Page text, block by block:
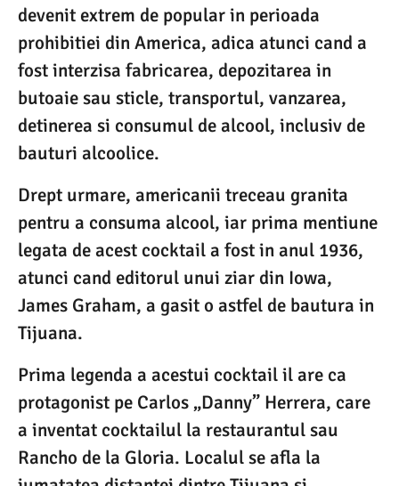
devenit extrem de popular in perioada
prohibitiei din America, adica atunci cand a
fost interzisa fabricarea, depozitarea in
butoaie sau sticle, transportul, vanzarea,
detinerea si consumul de alcool, inclusiv de
bauturi alcoolice.
Drept urmare, americanii treceau granita
pentru a consuma alcool, iar prima mentiune
legata de acest cocktail a fost in anul 1936,
atunci cand editorul unui ziar din Iowa,
James Graham, a gasit o astfel de bautura in
Tijuana.
Prima legenda a acestui cocktail il are ca
protagonist pe Carlos „Danny” Herrera, care
a inventat cocktailul la restaurantul sau
Rancho de la Gloria. Localul se afla la